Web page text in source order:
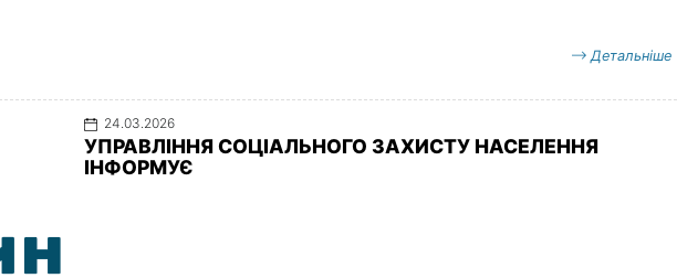
Детальніше
24.03.2026
УПРАВЛІННЯ СОЦІАЛЬНОГО ЗАХИСТУ НАСЕЛЕННЯ
ІНФОРМУЄ